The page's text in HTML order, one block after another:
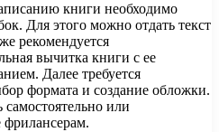
книги необходимо
Для этого можно отдать текст
рекомендуется
вычитка книги с ее
Далее требуется
формата и создание обложки.
или
фрилансерам.